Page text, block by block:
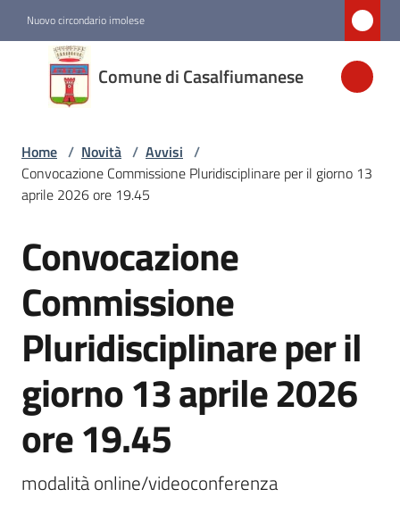
Nuovo circondario imolese
Comune di Casalfiumanese
Comune di
Casalfiumanese
Amministrazione
Vivere
Casalfiumanese
Home / Novità / Avvisi /
Convocazione Commissione Pluridisciplinare per il giorno 13
aprile 2026 ore 19.45
Salta al contenuto
Convocazione
Commissione
Pluridisciplinare per il
giorno 13 aprile 2026
ore 19.45
modalità online/videoconferenza